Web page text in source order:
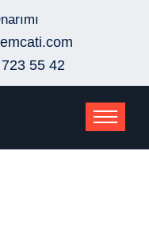
55 42